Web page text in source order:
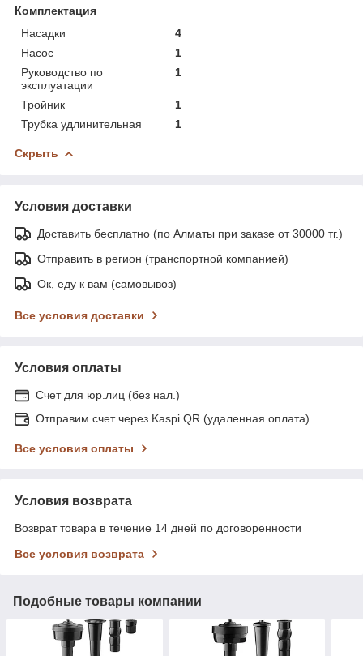
Комплектация
Насадки
4
Насос
1
Руководство по
эксплуатации
1
Тройник
1
Трубка удлинительная
1
Скрыть
Условия доставки
Доставить бесплатно (по Алматы при заказе от 30000 тг.)
Отправить в регион (транспортной компанией)
Ок, еду к вам (самовывоз)
Все условия доставки
Условия оплаты
Счет для юр.лиц (без нал.)
Отправим счет через Kaspi QR (удаленная оплата)
Все условия оплаты
Условия возврата
Возврат товара в течение 14 дней по договоренности
Все условия возврата
Подобные товары компании